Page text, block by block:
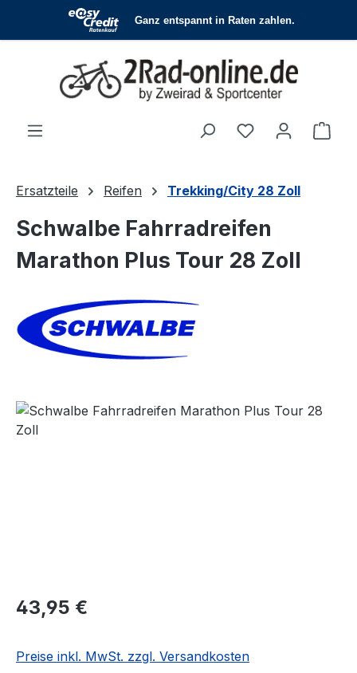
Zum Hauptinhalt springen
Du hast 0
Ersatzteile Reifen Trekking/City 28 Zoll
Schwalbe Fahrradreifen
Marathon Plus Tour 28 Zoll
Regulärer Preis:
43,95 €
Preise inkl. MwSt. zzgl. Versandkosten